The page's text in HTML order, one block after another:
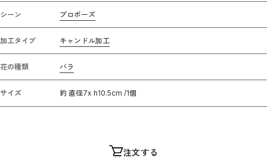
シーン プロポーズ
加工タイプ キャンドル加工
花の種類 バラ
サイズ 約 直径7x h10.5cm /1個
注文する